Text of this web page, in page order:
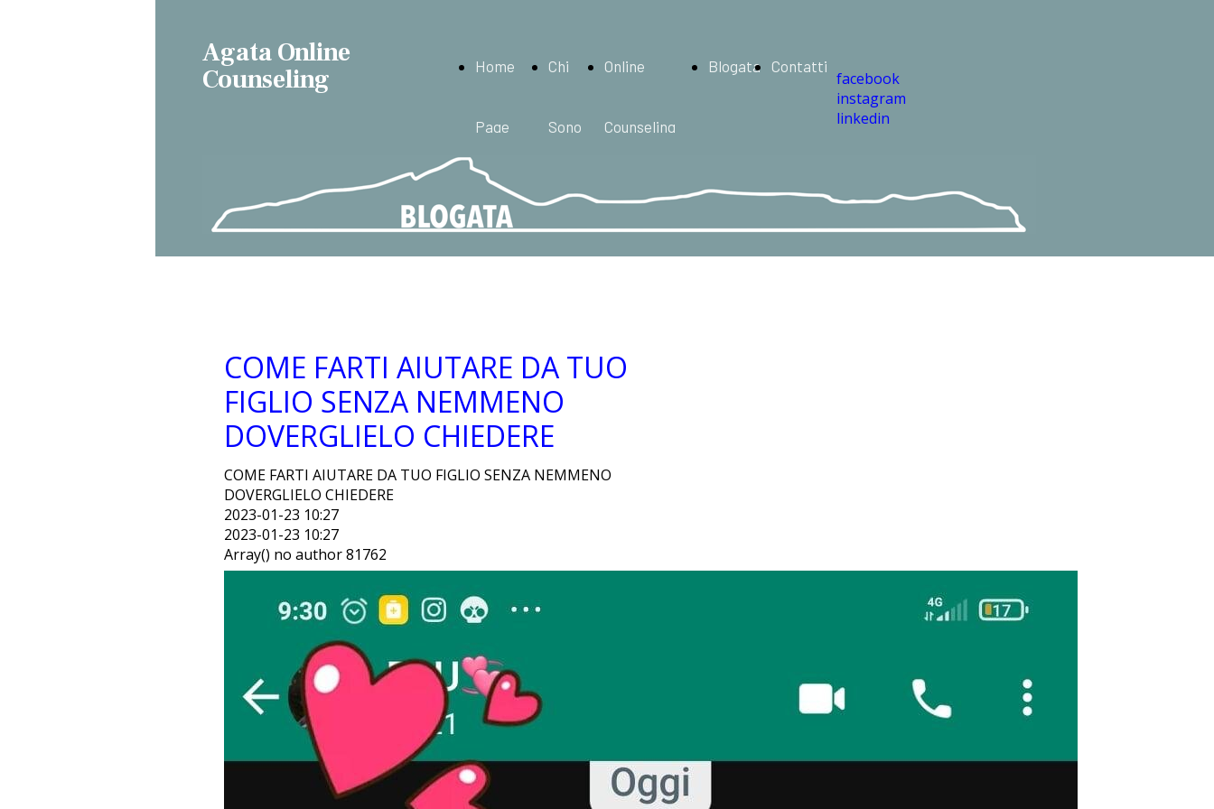
Home
Page
Chi
Sono
Online
Counseling
Blogata Contatti
Agata Online
Counseling
facebook
instagram
linkedin
COME FARTI AIUTARE DA TUO
FIGLIO SENZA NEMMENO
DOVERGLIELO CHIEDERE
COME FARTI AIUTARE DA TUO FIGLIO SENZA NEMMENO
DOVERGLIELO CHIEDERE
2023-01-23 10:27
2023-01-23 10:27
Array() no author 81762